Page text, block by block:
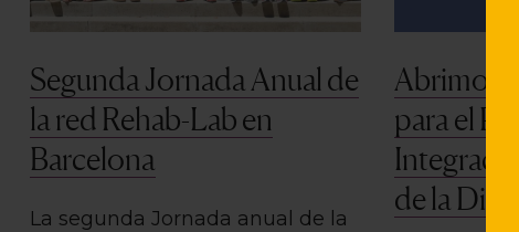
Segunda Jornada Anual de
la red Rehab-Lab en
Barcelona
La segunda Jornada anual de la
Abrimos
para el
de la